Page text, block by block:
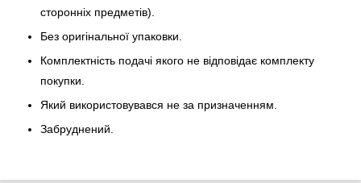
сторонніх предметів).
Без оригінальної упаковки.
Комплектність подачі якого не відповідає комплекту
покупки.
Який використовувався не за призначенням.
Забруднений.